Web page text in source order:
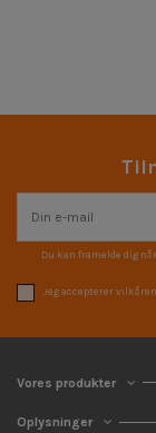
Du kan framelde dig
Jeg accepterer
Vores produkter
Oplysninger